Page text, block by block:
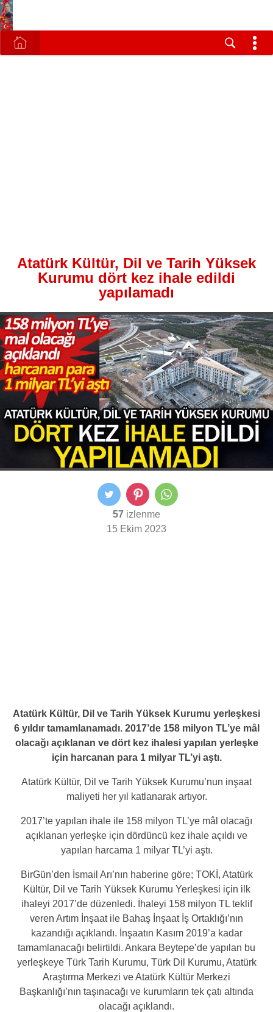
Atatürk Kültür, Dil ve Tarih Yüksek
Kurumu dört kez ihale edildi
yapılamadı
57 izlenme
15 Ekim 2023
Atatürk Kültür, Dil ve Tarih Yüksek Kurumu yerleşkesi
6 yıldır tamamlanamadı. 2017’de 158 milyon TL’ye mâl
olacağı açıklanan ve dört kez ihalesi yapılan yerleşke
için harcanan para 1 milyar TL’yi aştı.
Atatürk Kültür, Dil ve Tarih Yüksek Kurumu’nun inşaat
maliyeti her yıl katlanarak artıyor.
2017’te yapılan ihale ile 158 milyon TL’ye mâl olacağı
açıklanan yerleşke için dördüncü kez ihale açıldı ve
yapılan harcama 1 milyar TL’yi aştı.
BirGün’den İsmail Arı’nın haberine göre; TOKİ, Atatürk
Kültür, Dil ve Tarih Yüksek Kurumu Yerleşkesi için ilk
ihaleyi 2017’de düzenledi. İhaleyi 158 milyon TL teklif
veren Artım İnşaat ile Bahaş İnşaat İş Ortaklığı’nın
kazandığı açıklandı. İnşaatın Kasım 2019’a kadar
tamamlanacağı belirtildi. Ankara Beytepe’de yapılan bu
yerleşkeye Türk Tarih Kurumu, Türk Dil Kurumu, Atatürk
Araştırma Merkezi ve Atatürk Kültür Merkezi
Başkanlığı’nın taşınacağı ve kurumların tek çatı altında
olacağı açıklandı.